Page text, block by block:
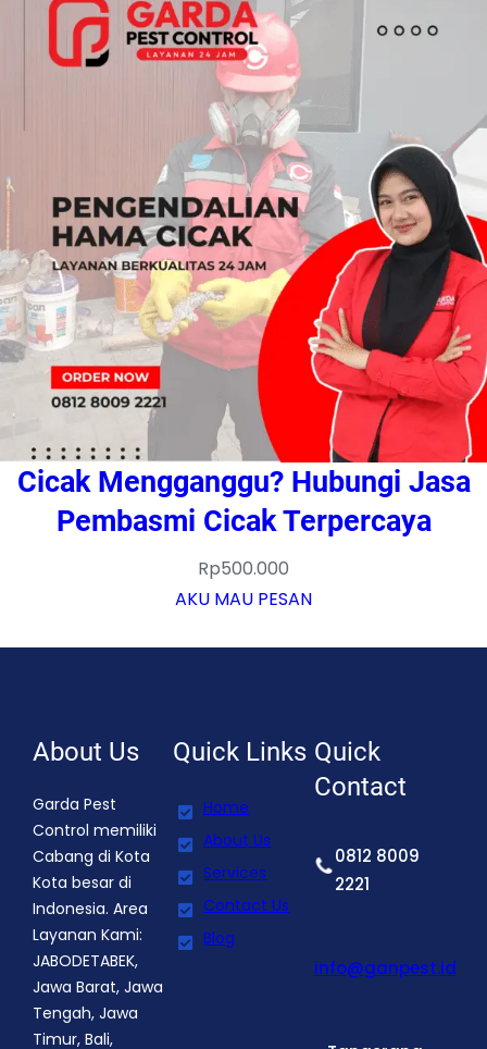
Cicak Mengganggu? Hubungi Jasa
Pembasmi Cicak Terpercaya
Rp500.000
AKU MAU PESAN
About Us
Garda Pest
Control memiliki
Cabang di Kota
Kota besar di
Indonesia. Area
Layanan Kami:
JABODETABEK,
Jawa Barat, Jawa
Tengah, Jawa
Timur, Bali,
Quick Links
Home
About Us
Services
Contact Us
Blog
Quick
Contact
0812 8009
2221
info@ganpest.id